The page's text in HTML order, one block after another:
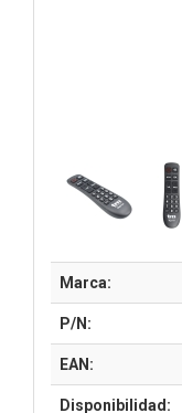
Marca:
P/N:
EAN:
Disponibilidad: